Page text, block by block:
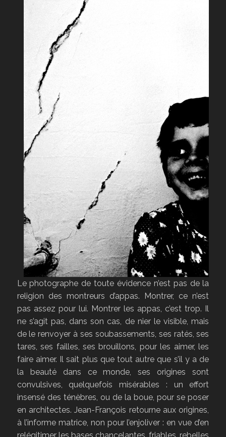
Le photographe de toute évidence n’est pas de la
religion des montreurs d’appas. Montrer, ce n’est
pas assez pour lui. Montrer les appas, c’est trop. Il
ne s’agit pas, dans son cas, de nier le visible, mais
de le renvoyer à ses soubassements, ses ratés, ses
tares, ses failles, ses brouillons, pour les aimer, les
faire aimer. Il sait plus que tout autre que s’il y a de
la beauté dans ce monde, ses origines sont
convulsives, quelquefois misérables : un effort
insensé des ténèbres, ou de la boue, pour se poser
en architectes. Jean-François retourne aux origines,
à l’informe matrice, non pour l’enjoliver : en vue d’en